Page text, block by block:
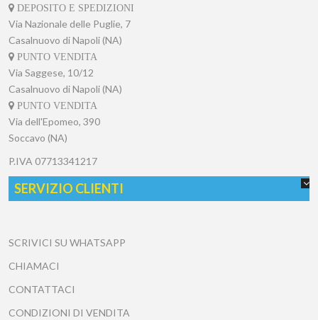
DEPOSITO E SPEDIZIONI
Via Nazionale delle Puglie, 7
Casalnuovo di Napoli (NA)
PUNTO VENDITA
Via Saggese, 10/12
Casalnuovo di Napoli (NA)
PUNTO VENDITA
Via dell'Epomeo, 390
Soccavo (NA)
P.IVA 07713341217
SERVIZIO CLIENTI
SCRIVICI SU WHATSAPP
CHIAMACI
CONTATTACI
CONDIZIONI DI VENDITA